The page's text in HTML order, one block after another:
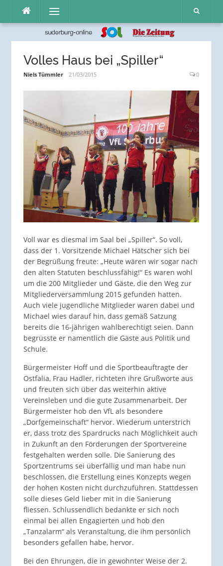
Inhalt
Menü
Volles Haus bei „Spiller“
Niels Tümmler 21/03/2015 0
Voll war es diesmal im Saal bei „Spiller“. So voll,
dass der 1. Vorsitzende Michael Hätscher sich bei
der Begrüßung freute: „Heute wären wir sogar nach
den alten Statuten beschlussfähig!“ Es waren wohl
um die 200 Mitglieder und Gäste, die den Weg zur
Mitgliederversammlung 2015 gefunden hatten.
Auch viele jugendliche Mitglieder waren dabei und
Michael wies darauf hin, dass gemäß Satzung
bereits die 16-jährigen wahlberechtigt seien. Dann
begrüsste er namentlich die Gäste aus Politik und
Schule.
Bürgermeister Hoff und die Sportbeauftragte der
Ostfalia, Frau Hadler, richteten ihre Grußworte aus
und freuten sich über das weiterhin aktive
Vereinsleben und die gute Zusammenarbeit. Der
Bürgermeister hob den VfL als besondere
„Dorfgemeinschaft“ hervor. Wiederum unterstrich
er, dass trotz des Spardrucks nach Möglichkeit auch
in Zukunft an den Förderungen der Sportvereine
festgehalten werden solle. Die Sanierung des
Sportzentrums sei überfällig und man habe nun
beschlossen, die Erstellung eines Konzepts wegen
der hohen Kosten nicht durchzuführen. Stattdessen
solle dieses Geld lieber mit in die Sanierung
fliessen. Schlussendlich bedankte er sich noch
einmal bei allen Engagierten und hob den
„Tanzalarm“ als Veranstaltung, die ihm persönlich
besonders gefallen habe, hervor.
Bei den Ehrungen, die in gewohnter Weise der 2.